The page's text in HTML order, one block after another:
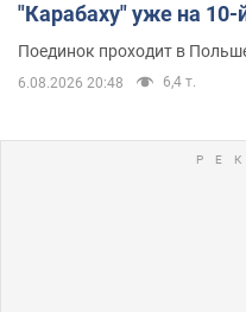
"Карабаху" уже на
Поединок проходит в
6.08.2026 20:48 6,4 т.